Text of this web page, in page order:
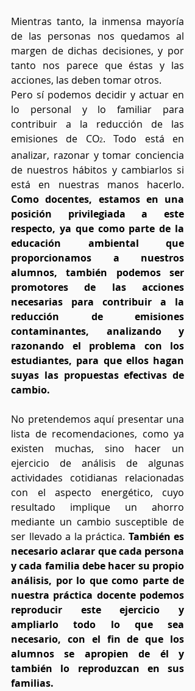
Mientras tanto, la inmensa mayoría
de las personas nos quedamos al
margen de dichas decisiones, y por
tanto nos parece que éstas y las
acciones, las deben tomar otros.
Pero sí podemos decidir y actuar en
lo personal y lo familiar para
contribuir a la reducción de las
emisiones de CO2. Todo está en
analizar, razonar y tomar conciencia
de nuestros hábitos y cambiarlos si
está en nuestras manos hacerlo.
Como docentes, estamos en una
posición privilegiada a este
respecto, ya que como parte de la
educación ambiental que
proporcionamos a nuestros
alumnos, también podemos ser
promotores de las acciones
necesarias para contribuir a la
reducción de emisiones
contaminantes, analizando y
razonando el problema con los
estudiantes, para que ellos hagan
suyas las propuestas efectivas de
cambio.
No pretendemos aquí presentar una
lista de recomendaciones, como ya
existen muchas, sino hacer un
ejercicio de análisis de algunas
actividades cotidianas relacionadas
con el aspecto energético, cuyo
resultado implique un ahorro
mediante un cambio susceptible de
ser llevado a la práctica. También es
necesario aclarar que cada persona
y cada familia debe hacer su propio
análisis, por lo que como parte de
nuestra práctica docente podemos
reproducir este ejercicio y
ampliarlo todo lo que sea
necesario, con el fin de que los
alumnos se apropien de él y
también lo reproduzcan en sus
familias.